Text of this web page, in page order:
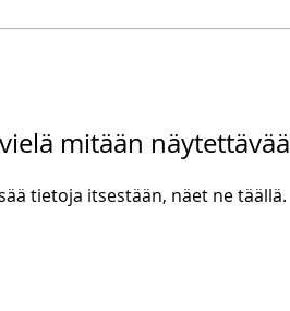
mitään näytettävää
tietoja itsestään, näet ne täällä.